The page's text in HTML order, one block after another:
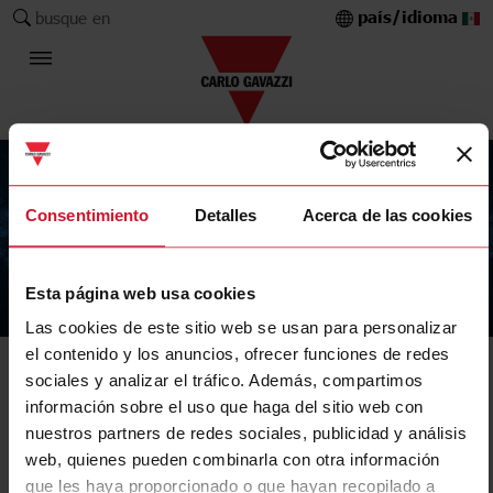
Consentimiento Detalles Acerca de las cookies
Esta página web usa cookies
Las cookies de este sitio web se usan para personalizar
el contenido y los anuncios, ofrecer funciones de redes
sociales y analizar el tráfico. Además, compartimos
información sobre el uso que haga del sitio web con
nuestros partners de redes sociales, publicidad y análisis
web, quienes pueden combinarla con otra información
que les haya proporcionado o que hayan recopilado a
busque en país/idioma